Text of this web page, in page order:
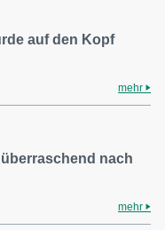
auf den Kopf
mehr
nach
mehr